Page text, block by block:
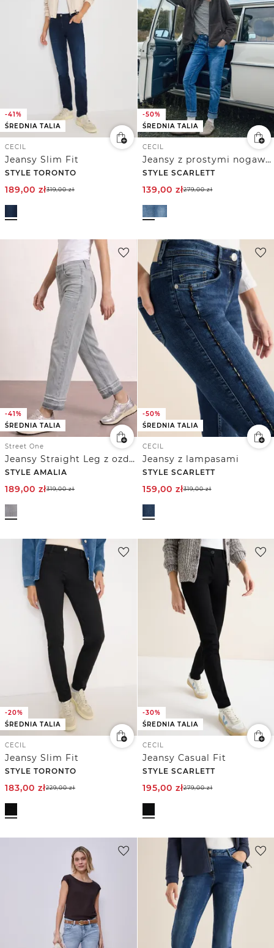
-41%
ŚREDNIA TALIA
CECIL
Jeansy Slim Fit
STYLE TORONTO
189,00 zł319,00zł
-50%
ŚREDNIA TALIA
CECIL
Jeansy z prostymi nogawkami
STYLE SCARLETT
139,00 zł279,00zł
-41%
ŚREDNIA TALIA
Street One
Jeansy Straight Leg z ozdobnym dołem
STYLE AMALIA
189,00 zł319,00zł
-50%
ŚREDNIA TALIA
CECIL
Jeansy z lampasami
STYLE SCARLETT
159,00 zł319,00zł
-20%
ŚREDNIA TALIA
CECIL
Jeansy Slim Fit
STYLE TORONTO
183,00 zł229,00zł
-30%
ŚREDNIA TALIA
CECIL
Jeansy Casual Fit
STYLE SCARLETT
195,00 zł279,00zł